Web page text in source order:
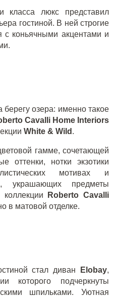
класса люкс представил
гостиной. В ней строгие
с коньячными акцентами и
озера: именно такое
Cavalli Home Interiors
White & Wild .
гамме, сочетающей
оттенки, нотки экзотики
мотивах и
украшающих предметы
Roberto Cavalli
в матовой отделке.
стал диван Elobay,
которого подчеркнуты
шпильками. Уютная